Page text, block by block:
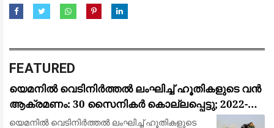
FEATURED
യെമനിൽ വെടിനിർത്തൽ ലംഘിച്ച് ഹൂതികളുടെ വൻ
ആക്രമണം: 30 സൈനികർ കൊല്ലപ്പെട്ടു; 2022-ന്
ശേഷമുള്ള ഏറ്റവും വലിയ ഏറ്റുമുട്ടൽ
യെമനിൽ വെടിനിർത്തൽ ലംഘിച്ച് ഹൂതികളുടെ